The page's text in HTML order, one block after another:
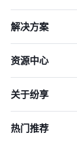
解决方案
资源中心
关于纷享
热门推荐